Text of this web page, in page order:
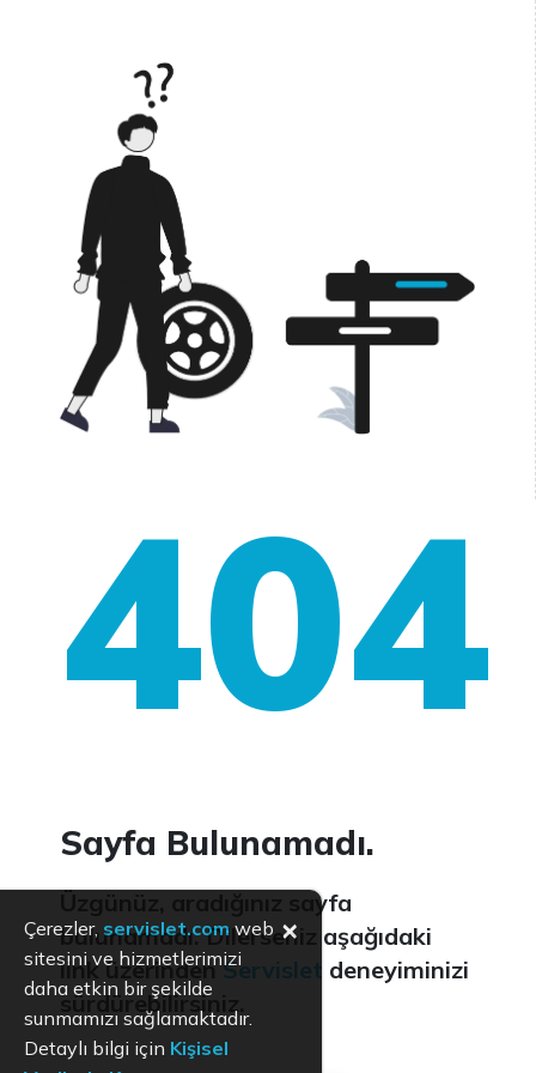
404
Sayfa Bulunamadı.
Üzgünüz, aradığınız sayfa
bulunamadı. Dilerseniz aşağıdaki
link üzerindenServislet deneyiminizi
sürdürebilirsiniz.
Çerezler, servislet.com web
sitesini ve hizmetlerimizi
daha etkin bir şekilde
sunmamızı sağlamaktadır.
Detaylı bilgi için Kişisel
×